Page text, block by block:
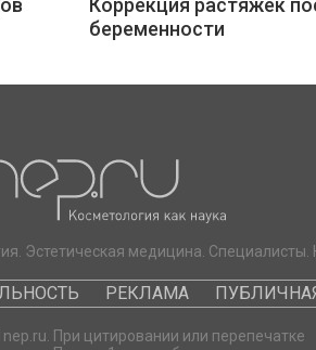
Коррекция растяжек
беременности
Эстетическая медицина. Специалисты.
РЕКЛАМА
При цитировании или перепечатке